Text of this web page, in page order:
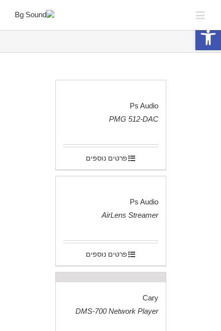
פתח סרגל נגישות
Ps Audio
PMG 512-DAC
פרטים נוספים
Ps Audio
AirLens Streamer
פרטים נוספים
Cary
DMS-700 Network Player